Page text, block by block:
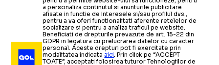
a personaliza continutul si anunturile publicitare
afisate in functie de interesele si/sau profilul dvs.,
pentru a va oferi functionalitati aferente retelelor de
socializare si pentru a analiza traficul pe website.
Beneficiati de drepturile prevazute de art. 15-22 din
GDPR in legatura cu prelucrarea datelor cu caracter
personal. Aceste drepturi pot fi exercitate prin
modalitatea indicataaici. Prin click pe “ACCEPT
TOATE”, acceptati folosirea tuturor Tehnologiilor de